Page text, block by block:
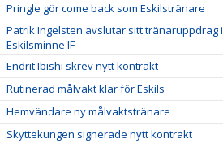
Pringle gör come back som Eskilstränare
Patrik Ingelsten avslutar sitt tränaruppdrag i
Eskilsminne IF
Endrit Ibishi skrev nytt kontrakt
Rutinerad målvakt klar för Eskils
Hemvändare ny målvaktstränare
Skyttekungen signerade nytt kontrakt